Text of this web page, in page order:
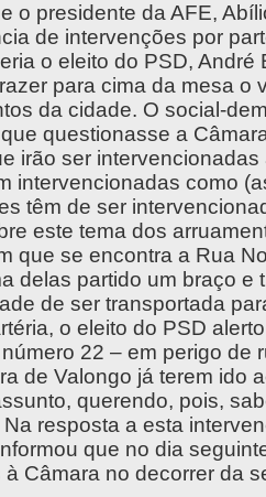
o presidente da AFE,
de intervenções por
o eleito do PSD,
para cima da mesa o
da cidade. O social-
questionasse a
irão ser
intervencionadas como
têm de ser
este tema dos
que se encontra a Rua
delas partido um braço
de ser transportada
o eleito do PSD
22 – em perigo de
de Valongo já terem ido
querendo, pois,
resposta a esta
que no dia
Câmara no decorrer da